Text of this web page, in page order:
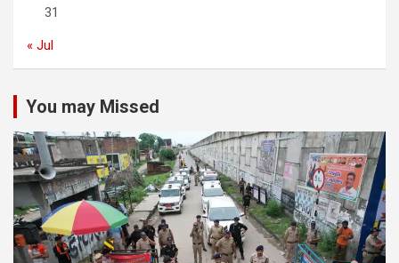
31
« Jul
You may Missed